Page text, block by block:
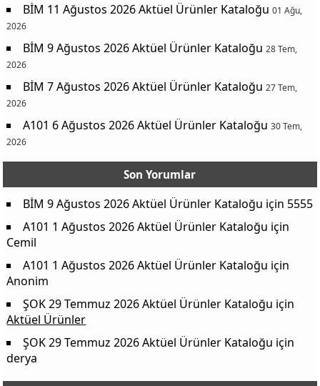
BİM 11 Ağustos 2026 Aktüel Ürünler Kataloğu 01 Ağu,
2026
BİM 9 Ağustos 2026 Aktüel Ürünler Kataloğu 28 Tem,
2026
BİM 7 Ağustos 2026 Aktüel Ürünler Kataloğu 27 Tem,
2026
A101 6 Ağustos 2026 Aktüel Ürünler Kataloğu 30 Tem,
2026
Son Yorumlar
BİM 9 Ağustos 2026 Aktüel Ürünler Kataloğu için 5555
A101 1 Ağustos 2026 Aktüel Ürünler Kataloğu için
Cemil
A101 1 Ağustos 2026 Aktüel Ürünler Kataloğu için
Anonim
ŞOK 29 Temmuz 2026 Aktüel Ürünler Kataloğu için
Aktüel Ürünler
ŞOK 29 Temmuz 2026 Aktüel Ürünler Kataloğu için
derya